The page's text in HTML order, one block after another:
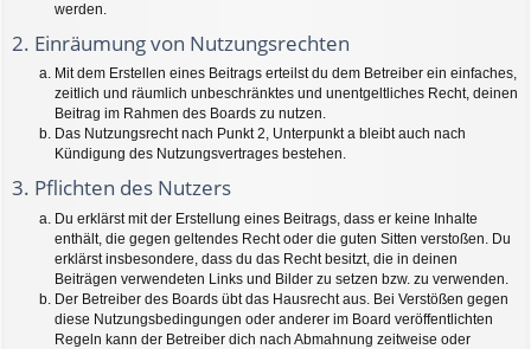
werden.
2. Einräumung von Nutzungsrechten
Mit dem Erstellen eines Beitrags erteilst du dem Betreiber ein einfaches,
zeitlich und räumlich unbeschränktes und unentgeltliches Recht, deinen
Beitrag im Rahmen des Boards zu nutzen.
Das Nutzungsrecht nach Punkt 2, Unterpunkt a bleibt auch nach
Kündigung des Nutzungsvertrages bestehen.
3. Pflichten des Nutzers
Du erklärst mit der Erstellung eines Beitrags, dass er keine Inhalte
enthält, die gegen geltendes Recht oder die guten Sitten verstoßen. Du
erklärst insbesondere, dass du das Recht besitzt, die in deinen
Beiträgen verwendeten Links und Bilder zu setzen bzw. zu verwenden.
Der Betreiber des Boards übt das Hausrecht aus. Bei Verstößen gegen
diese Nutzungsbedingungen oder anderer im Board veröffentlichten
Regeln kann der Betreiber dich nach Abmahnung zeitweise oder